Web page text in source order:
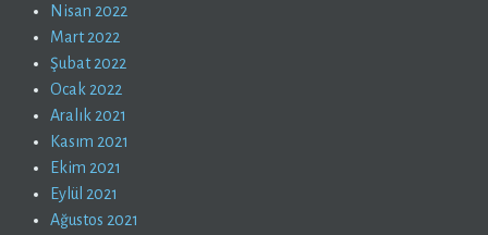
Nisan 2022
Mart 2022
Şubat 2022
Ocak 2022
Aralık 2021
Kasım 2021
Ekim 2021
Eylül 2021
Ağustos 2021